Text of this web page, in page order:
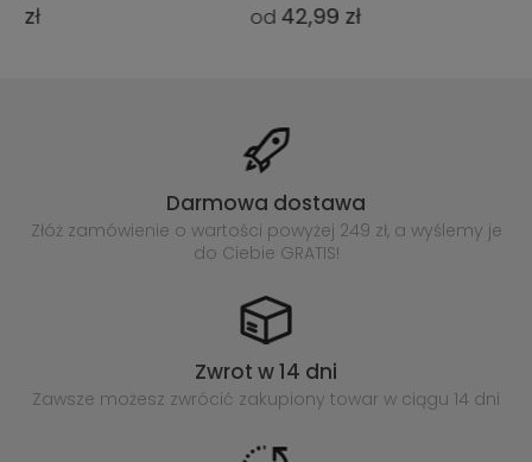
Darmowa dostawa
Złóż zamówienie o wartości powyżej 249 zł, a wyślemy je
do Ciebie GRATIS!
Zwrot w 14 dni
Zawsze możesz zwrócić zakupiony towar w ciągu 14 dni